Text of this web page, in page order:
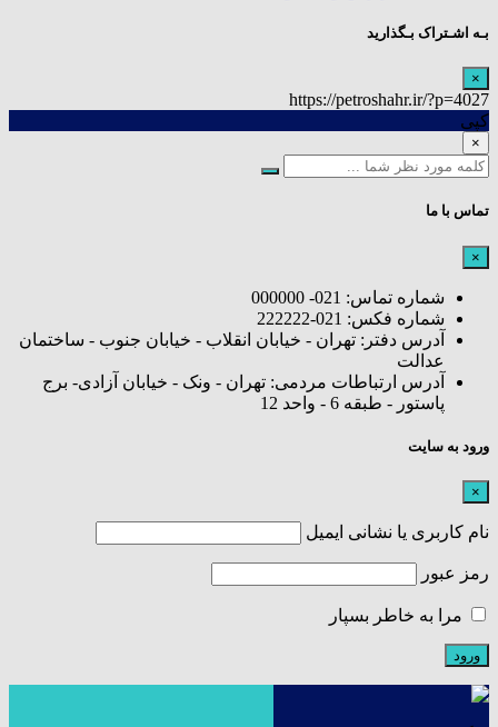
بـه اشـتراک بـگذارید
×
https://petroshahr.ir/?p=4027
کپی
×
تماس با ما
×
شماره تماس: 021- 000000
شماره فکس: 021-222222
آدرس دفتر: تهران - خیابان انقلاب - خیابان جنوب - ساختمان
عدالت
آدرس ارتباطات مردمی: تهران - ونک - خیابان آزادی- برج
پاستور - طبقه 6 - واحد 12
ورود به سایت
×
نام کاربری یا نشانی ایمیل
رمز عبور
مرا به خاطر بسپار